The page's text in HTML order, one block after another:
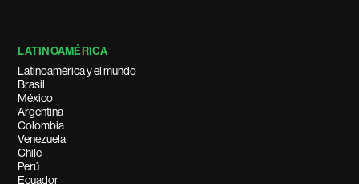
LATINOAMÉRICA
Latinoamérica y el mundo
Brasil
México
Argentina
Colombia
Venezuela
Chile
Perú
Ecuador